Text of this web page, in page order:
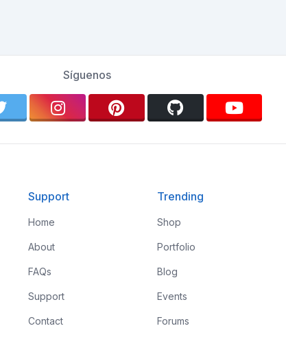
Síguenos
Support
Home
About
FAQs
Support
Contact
Trending
Shop
Portfolio
Blog
Events
Forums